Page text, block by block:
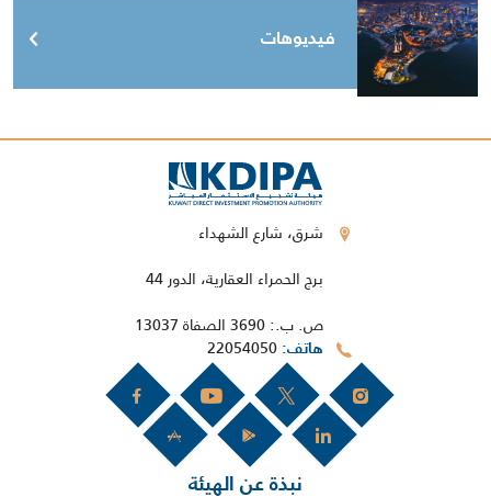
فيديوهات
شرق، شارع الشهداء
برج الحمراء العقارية، الدور 44
ص. ب.: 3690 الصفاة 13037
هاتف
نبذة عن الهيئة